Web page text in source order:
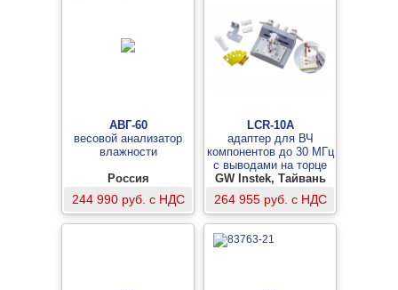
АВГ-60
весовой анализатор
влажности
Россия
244 990 руб. с НДС
LCR-10А
адаптер для ВЧ
компонентов до 30 МГц
c выводами на торце
GW Instek, Тайвань
264 955 руб. с НДС